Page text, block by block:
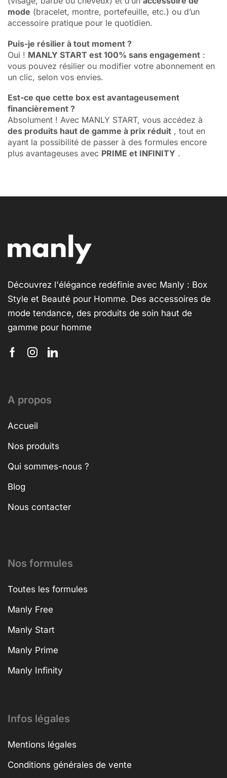
mode (bracelet, montre, portefeuille, etc.) ou d’un
accessoire pratique pour le quotidien.
Puis-je résilier à tout moment ?
Oui ! MANLY START est 100% sans engagement :
vous pouvez résilier ou modifier votre abonnement en
un clic, selon vos envies.
Est-ce que cette box est avantageusement
financièrement ?
Absolument ! Avec MANLY START, vous accédez à
des produits haut de gamme à prix réduit , tout en
ayant la possibilité de passer à des formules encore
plus avantageuses avec PRIME et INFINITY .
Découvrez l'élégance redéfinie avec Manly : Box
Style et Beauté pour Homme. Des accessoires de
mode tendance, des produits de soin haut de
gamme pour homme
A propos
Accueil
Nos produits
Qui sommes-nous ?
Blog
Nous contacter
Nos formules
Toutes les formules
Manly Free
Manly Start
Manly Prime
Manly Infinity
Infos légales
Mentions légales
Conditions générales de vente